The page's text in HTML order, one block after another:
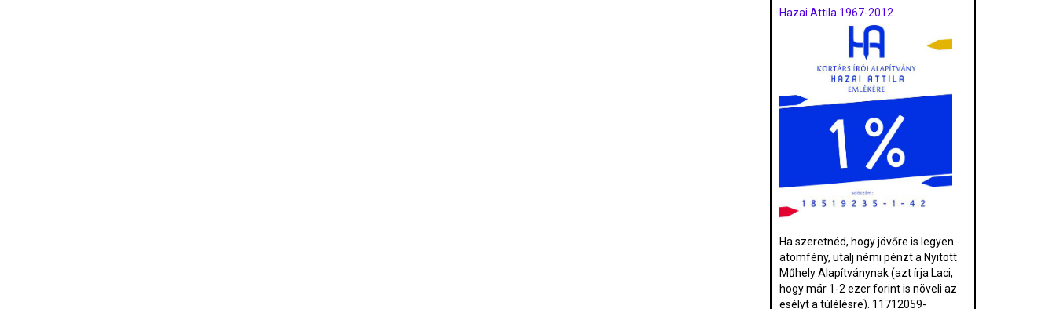
Hazai Attila 1967-2012
Ha szeretnéd, hogy jövőre is legyen
atomfény, utalj némi pénzt a Nyitott
Műhely Alapítványnak (azt írja Laci,
hogy már 1-2 ezer forint is növeli az
esélyt a túlélésre). 11712059-